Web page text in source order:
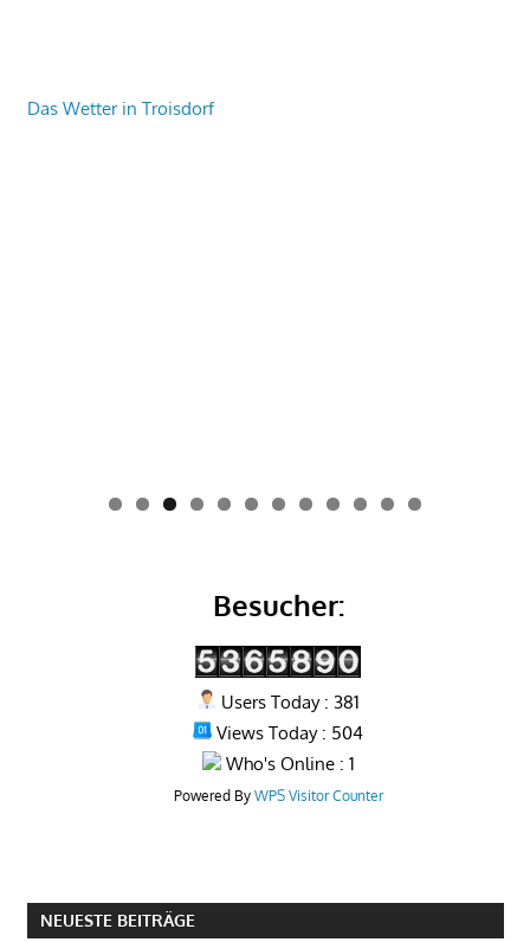
Das Wetter in Troisdorf
0 1 2
Besucher:
Users Today : 381
Views Today : 504
Who's Online : 1
Powered By WPS Visitor Counter
NEUESTE BEITRÄGE